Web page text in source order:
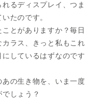
るディスプレイ、つま
たのです。
とがありますか？毎日
ラス、きっと私もこれ
しているはずなのです
の生き物を、いま一度
しょう？